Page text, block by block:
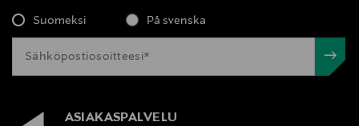
Suomeksi På svenska
ASIAKASPALVELU